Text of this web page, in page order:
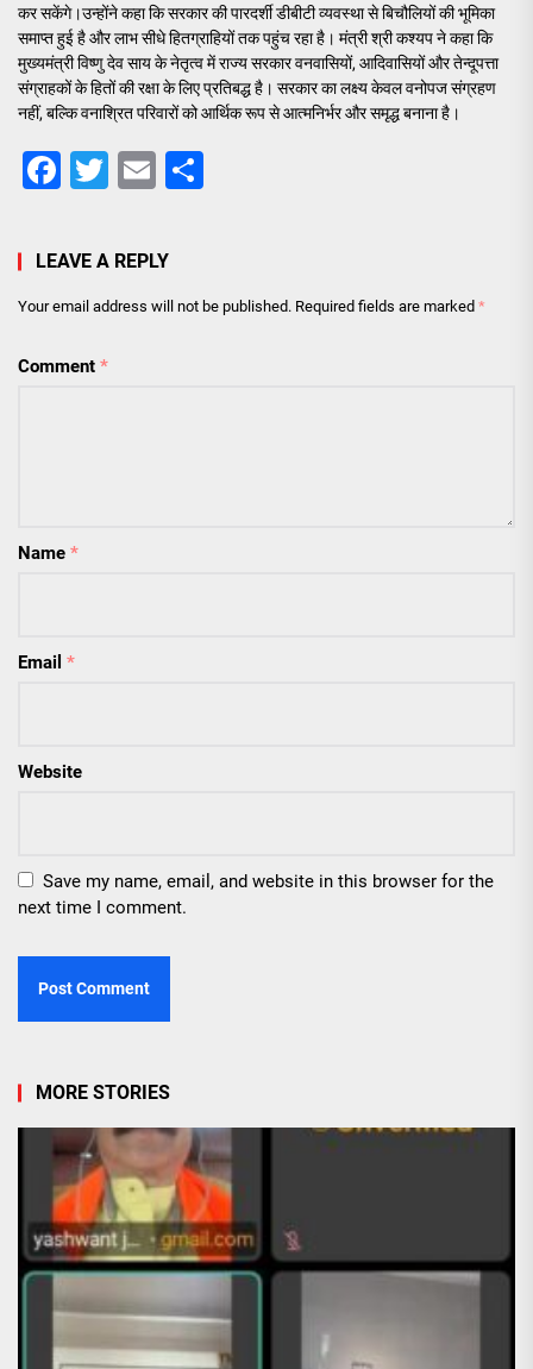
कर सकेंगे।उन्होंने कहा कि सरकार की पारदर्शी डीबीटी व्यवस्था से बिचौलियों की भूमिका
समाप्त हुई है और लाभ सीधे हितग्राहियों तक पहुंच रहा है। मंत्री श्री कश्यप ने कहा कि
मुख्यमंत्री विष्णु देव साय के नेतृत्व में राज्य सरकार वनवासियों, आदिवासियों और तेन्दूपत्ता
संग्राहकों के हितों की रक्षा के लिए प्रतिबद्ध है। सरकार का लक्ष्य केवल वनोपज संग्रहण
नहीं, बल्कि वनाश्रित परिवारों को आर्थिक रूप से आत्मनिर्भर और समृद्ध बनाना है।
Facebook
Twitter
Email
LEAVE A REPLY
Your email address will not be published. Required fields are marked *
Comment *
Name *
Email *
Website
Save my name, email, and website in this browser for the
next time I comment.
MORE STORIES